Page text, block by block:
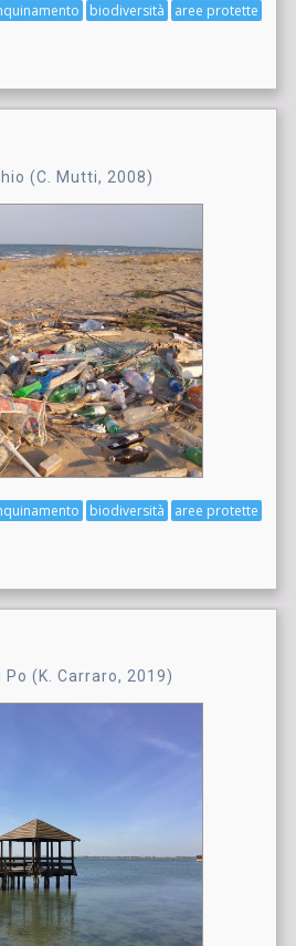
aree protette
biodiversità
(C. Mutti, 2008)
aree protette
biodiversità
Po (K. Carraro, 2019)